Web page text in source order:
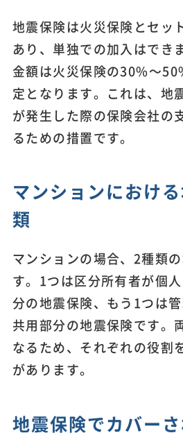
地震保険は火災保険とセッ
あり、単独での加入はでき
金額は火災保険の30%～
定となります。これは、地
が発生した際の保険会社の
るための措置です。
マンションにおけ
類
マンションの場合、2種類
す。1つは区分所有者が個
分の地震保険、もう1つは
共用部分の地震保険です。
なるため、それぞれの役割
があります。
地震保険でカバー